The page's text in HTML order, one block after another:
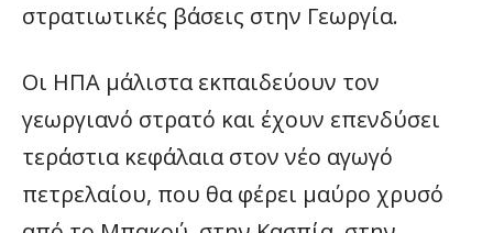
στρατιωτικές βάσεις στην Γεωργία.
Οι ΗΠΑ μάλιστα εκπαιδεύουν τον
γεωργιανό στρατό και έχουν επενδύσει
τεράστια κεφάλαια στον νέο αγωγό
πετρελαίου, που θα φέρει μαύρο χρυσό